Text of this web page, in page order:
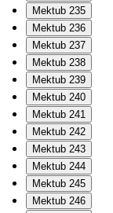
Mektub 235
Mektub 236
Mektub 237
Mektub 238
Mektub 239
Mektub 240
Mektub 241
Mektub 242
Mektub 243
Mektub 244
Mektub 245
Mektub 246